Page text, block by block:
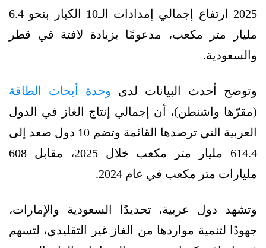
2025 ارتفاع إجمالي إمدادات الـ10 الكبار بنحو 6.4
مليار متر مكعب، مدعومًا بزيادة لافتة في قطر
والسعودية.
وتوضح أحدث البيانات لدى وحدة أبحاث الطاقة
(مقرّها واشنطن)، أن إجمالي إنتاج الغاز في الدول
العربية التي ترصدها القائمة وتضم 10 دول صعد إلى
614.4 مليار متر مكعب خلال 2025، مقابل 608
مليارات متر مكعب في عام 2024.
وتشهد دول عربية، تحديدًا السعودية والإمارات،
جهودًا لتنمية مواردها من الغاز غير التقليدي، لتسهم